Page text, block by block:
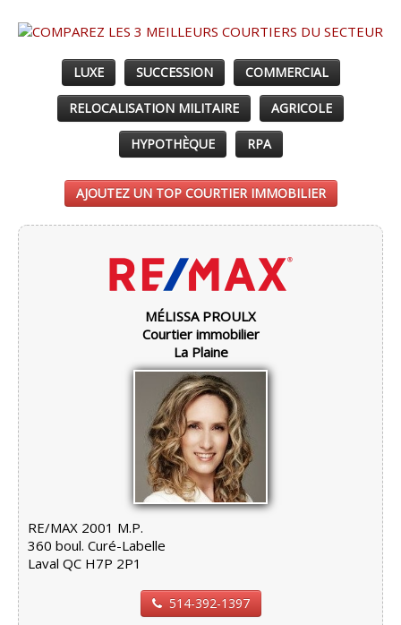
ESPACE COURTIER ▼
LUXE SUCCESSION COMMERCIAL
RELOCALISATION MILITAIRE AGRICOLE
HYPOTHÈQUE RPA
AJOUTEZ UN TOP COURTIER IMMOBILIER
MÉLISSA PROULX
Courtier immobilier
La Plaine
RE/MAX 2001 M.P.
360 boul. Curé-Labelle
Laval QC H7P 2P1
514-392-1397